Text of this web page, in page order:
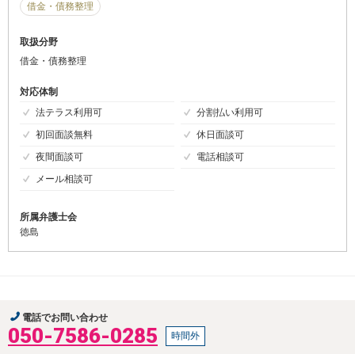
借金・債務整理
取扱分野
借金・債務整理
対応体制
法テラス利用可
分割払い利用可
初回面談無料
休日面談可
夜間面談可
電話相談可
メール相談可
所属弁護士会
徳島
電話でお問い合わせ
050-7586-0285 時間外